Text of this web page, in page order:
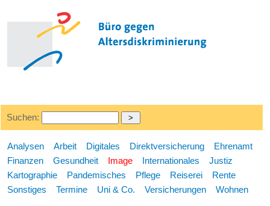
Suchen:
Analysen Arbeit Digitales Direktversicherung
Ehrenamt
Finanzen
Gesundheit Image Internationales
Justiz
Kartographie
Pandemisches Pflege Reiserei
Rente
Sonstiges
Termine Uni & Co. Versicherungen Wohnen